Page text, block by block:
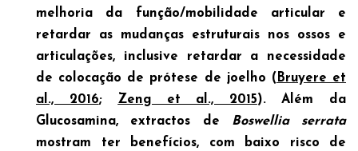
melhoria da função/mobilidade articular e
retardar as mudanças estruturais nos ossos e
articulações, inclusive retardar a necessidade
de colocação de prótese de joelho ( Bruyere et
al., 2016; Zeng et al., 2015). Além da
Glucosamina, extractos de Boswellia serrata
mostram ter benefícios, com baixo risco de